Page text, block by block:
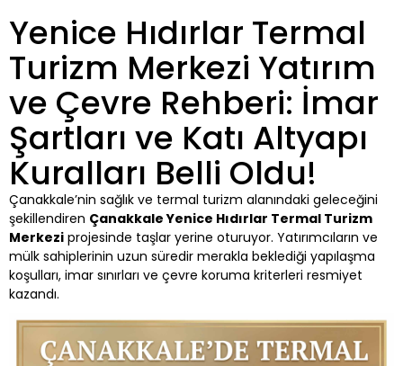
Yenice Hıdırlar Termal
Turizm Merkezi Yatırım
ve Çevre Rehberi: İmar
Şartları ve Katı Altyapı
Kuralları Belli Oldu!
Çanakkale’nin sağlık ve termal turizm alanındaki geleceğini
şekillendiren Çanakkale Yenice Hıdırlar Termal Turizm
Merkezi projesinde taşlar yerine oturuyor. Yatırımcıların ve
mülk sahiplerinin uzun süredir merakla beklediği yapılaşma
koşulları, imar sınırları ve çevre koruma kriterleri resmiyet
kazandı.